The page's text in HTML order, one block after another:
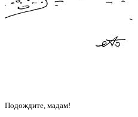
Подождите, мадам!